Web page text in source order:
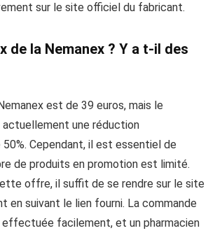
sur le site officiel du fabricant.
de la Nemanex ? Y a t-il des
est de 39 euros, mais le
une réduction
Cependant, il est essentiel de
de produits en promotion est limité.
offre, il suffit de se rendre sur le site
en suivant le lien fourni. La commande
facilement, et un pharmacien